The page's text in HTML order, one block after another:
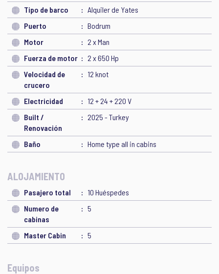
Tipo de barco
Alquiler de Yates
Puerto
Bodrum
Motor
2 x Man
Fuerza de motor
2 x 650 Hp
Velocidad de
crucero
12 knot
Electricidad
12 + 24 + 220 V
Built /
Renovación
2025 - Turkey
Baño Home type all in cabins
ALOJAMIENTO
Pasajero total
10 Huéspedes
Numero de
cabinas
5
Master Cabin 5
Equipos